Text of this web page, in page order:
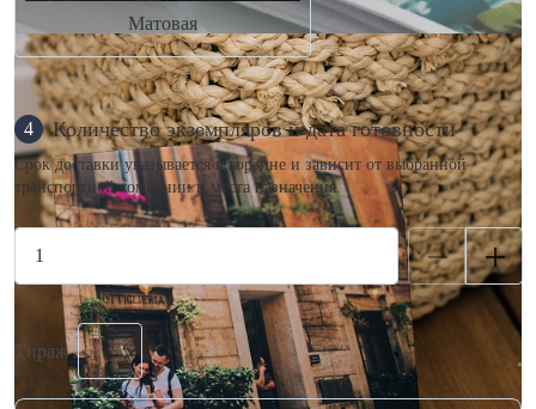
Матовая
4 Количество экземпляров и дата готовности
Срок доставки указывается в корзине и зависит от выбранной
транспортной компании и места назначения.
Тираж